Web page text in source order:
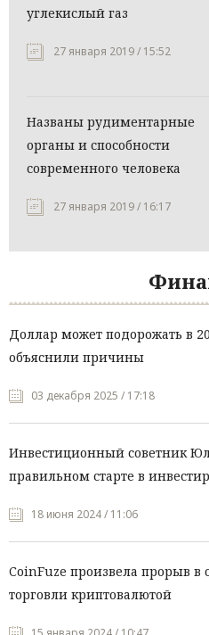
углекислый газ
27 января 2019 / 15:52
Названы рудиментарные
органы и способности
современного человека
27 января 2019 / 16:17
Доллар может подорожать в
объяснили причины
03 декабря 2025 / 17:18
Инвестиционный советник
правильном старте в
18 июня 2024 / 11:06
CoinFuze произвела прорыв в
торговли криптовалютой